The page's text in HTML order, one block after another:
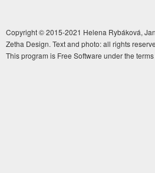
Copyright © 2015-2021 Helena Rybáková,
Zetha Design. Text and photo: all rights
This program is Free Software under the